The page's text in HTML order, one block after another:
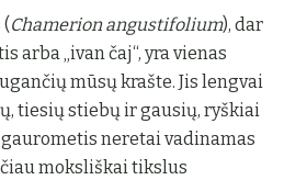
Chamerion angustifolium), dar
arba „ivan čaj“, yra vienas
mūsų krašte. Jis lengvai
tiesių stiebų ir gausių, ryškiai
neretai vadinamas
moksliškai tikslus